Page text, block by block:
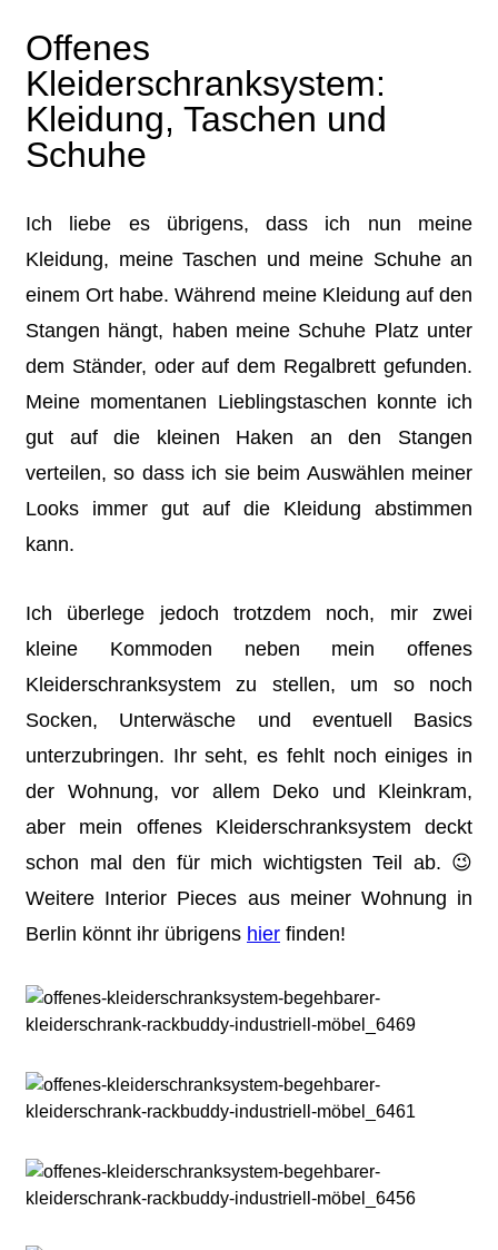
Offenes
Kleiderschranksystem:
Kleidung, Taschen und
Schuhe
Ich liebe es übrigens, dass ich nun meine
Kleidung, meine Taschen und meine Schuhe an
einem Ort habe. Während meine Kleidung auf den
Stangen hängt, haben meine Schuhe Platz unter
dem Ständer, oder auf dem Regalbrett gefunden.
Meine momentanen Lieblingstaschen konnte ich
gut auf die kleinen Haken an den Stangen
verteilen, so dass ich sie beim Auswählen meiner
Looks immer gut auf die Kleidung abstimmen
kann.
Ich überlege jedoch trotzdem noch, mir zwei
kleine Kommoden neben mein offenes
Kleiderschranksystem zu stellen, um so noch
Socken, Unterwäsche und eventuell Basics
unterzubringen. Ihr seht, es fehlt noch einiges in
der Wohnung, vor allem Deko und Kleinkram,
aber mein offenes Kleiderschranksystem deckt
schon mal den für mich wichtigsten Teil ab. 😉
Weitere Interior Pieces aus meiner Wohnung in
Berlin könnt ihr übrigens hier finden!